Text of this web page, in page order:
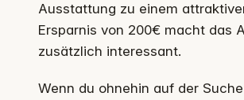
Ausstattung zu einem
Ersparnis von 200€ macht das
zusätzlich interessant.
Wenn du ohnehin auf der